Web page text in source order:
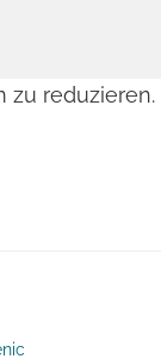
zu reduzieren.